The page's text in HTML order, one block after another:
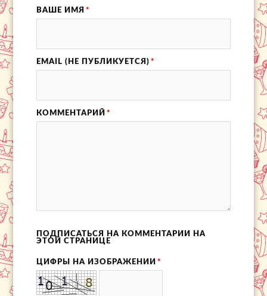
ВАШЕ ИМЯ *
EMAIL (НЕ ПУБЛИКУЕТСЯ) *
КОММЕНТАРИЙ *
ПОДПИСАТЬСЯ НА КОММЕНТАРИИ НА
ЭТОЙ СТРАНИЦЕ
ЦИФРЫ НА ИЗОБРАЖЕНИИ *